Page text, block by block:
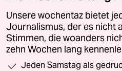
Unsere wochentaz bietet
Journalismus, der es nicht
Stimmen, die woanders
zehn Wochen lang
Jeden Samstag als